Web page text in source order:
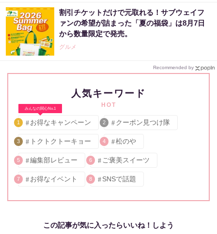
割引チケットだけで元取れる！サブウェイフ
ァンの希望が詰まった「夏の福袋」は8月7日
から数量限定で発売。
グルメ
Recommended by
人気キーワード
HOT
みんなの関心No.1
1 お得なキャンペーン 2 クーポン見つけ隊
3 トクトクトーキョー 4 松のや
5 編集部レビュー 6 ご褒美スイーツ
7 お得なイベント 8 SNSで話題
この記事が気に入ったらいいね！しよう